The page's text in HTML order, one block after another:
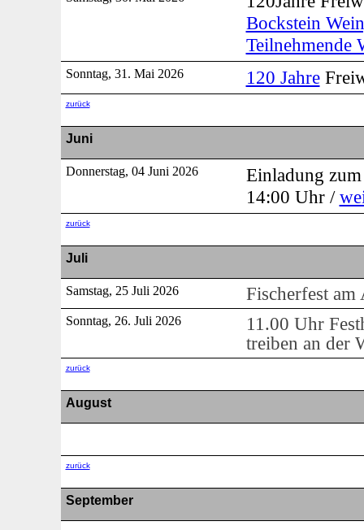
Bockstein
Teilnehmende
Sonntag, 31. Mai 2026 120 Jahre
zurück
Juni
Donnerstag, 04 Juni 2026
Einladung
14:00 Uhr /
zurück
Juli
Samstag, 25 Juli 2026 Fischerfest am
Sonntag, 26. Juli 2026
11.00 Uhr
treiben an der
zurück
August
zurück
September